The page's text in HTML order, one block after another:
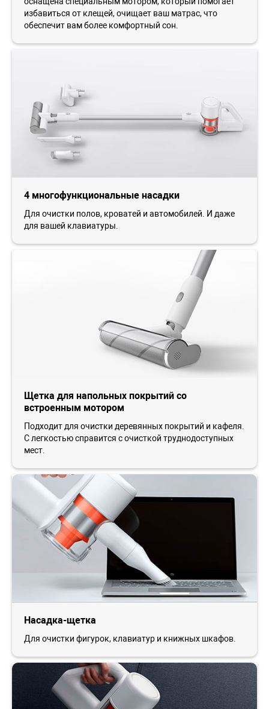
избавиться от клещей, очищает ваш матрас, что
обеспечит вам более комфортный сон.
4 многофункциональные насадки
Для очистки полов, кроватей и автомобилей. И даже
для вашей клавиатуры.
Щетка для напольных покрытий со
встроенным мотором
Подходит для очистки деревянных покрытий и кафеля.
С легкостью справится с очисткой труднодоступных
мест.
Насадка-щетка
Для очистки фигурок, клавиатур и книжных шкафов.